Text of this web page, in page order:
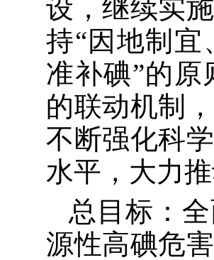
设 ，继续实
持“因地制宜
准补碘”的 原
的联动机制
不断强化科
水平， 大力推
总目标：
源性高碘危害